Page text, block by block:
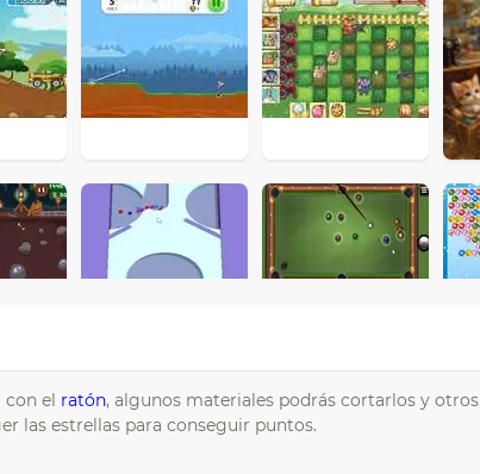
con el ratón, algunos materiales podrás cortarlos y otros
las estrellas para conseguir puntos.